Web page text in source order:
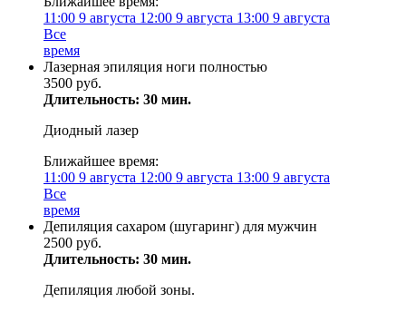
11:00 9 августа 12:00 9 августа 13:00 9 августа
Все
время
Лазерная эпиляция ноги полностью
3500 руб.
Длительность: 30 мин.
Диодный лазер
Ближайшее время:
11:00 9 августа 12:00 9 августа 13:00 9 августа
Все
время
Депиляция сахаром (шугаринг) для мужчин
2500 руб.
Длительность: 30 мин.
Депиляция любой зоны.